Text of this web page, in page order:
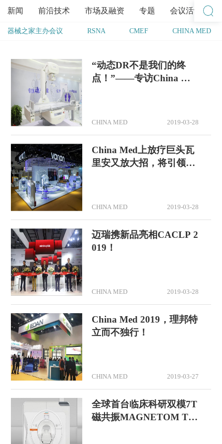
新闻 前沿技术 市场及融资 专题 会议活动
器械之家主办会议 RSNA CMEF CHINA MED
“动态DR不是我们的终
点！”——专访China Me
CHINA MED 2019-03-28
China Med上放疗巨头瓦
里安又放大招，将引领哪
CHINA MED 2019-03-28
迈瑞携新品亮相CACLP 2
019！
CHINA MED 2019-03-28
China Med 2019，理邦特
立而不独行！
CHINA MED 2019-03-27
全球首台临床科研双模7T
磁共振MAGNETOM Ter